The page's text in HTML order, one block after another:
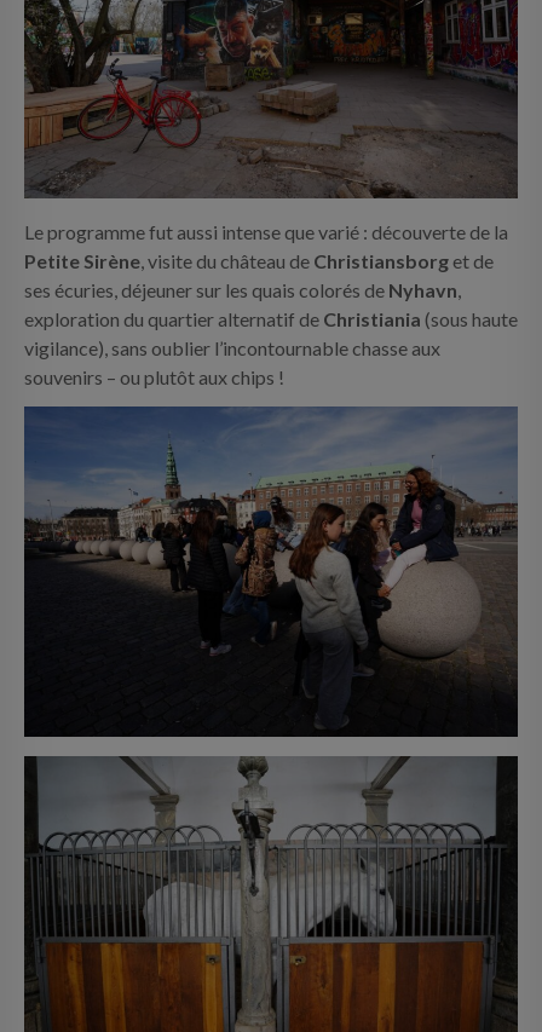
Le programme fut aussi intense que varié : découverte de la
Petite Sirène, visite du château de Christiansborg et de
ses écuries, déjeuner sur les quais colorés de Nyhavn,
exploration du quartier alternatif de Christiania (sous haute
vigilance), sans oublier l’incontournable chasse aux
souvenirs – ou plutôt aux chips !